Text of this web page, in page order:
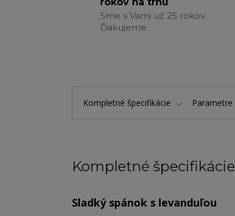
Sme s Vami už 25 rokov.
Ďakujeme.
Kompletné špecifikácie Parametre
Kompletné špecifikácie
Sladký spánok s levanduľou